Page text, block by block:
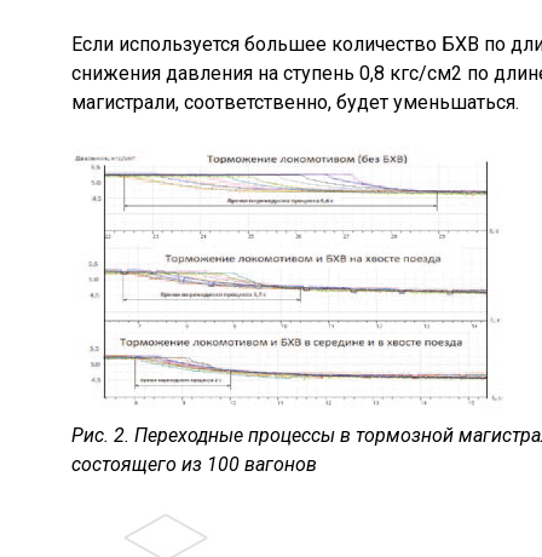
Если используется большее количество БХВ по
снижения давления на ступень 0,8 кгс/см2 по
магистрали, соответственно, будет уменьшаться.
Рис. 2. Переходные процессы в тормозной
состоящего из 100 вагонов